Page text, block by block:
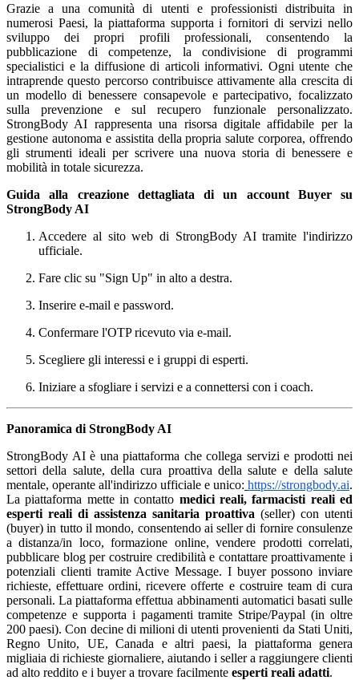
Grazie a una comunità di utenti e professionisti distribuita in
numerosi Paesi, la piattaforma supporta i fornitori di servizi nello
sviluppo dei propri profili professionali, consentendo la
pubblicazione di competenze, la condivisione di programmi
specialistici e la diffusione di articoli informativi. Ogni utente che
intraprende questo percorso contribuisce attivamente alla crescita di
un modello di benessere consapevole e partecipativo, focalizzato
sulla prevenzione e sul recupero funzionale personalizzato.
StrongBody AI rappresenta una risorsa digitale affidabile per la
gestione autonoma e assistita della propria salute corporea, offrendo
gli strumenti ideali per scrivere una nuova storia di benessere e
mobilità in totale sicurezza.
Guida alla creazione dettagliata di un account Buyer su
StrongBody AI
Accedere al sito web di StrongBody AI tramite l'indirizzo
ufficiale.
Fare clic su "Sign Up" in alto a destra.
Inserire e-mail e password.
Confermare l'OTP ricevuto via e-mail.
Scegliere gli interessi e i gruppi di esperti.
Iniziare a sfogliare i servizi e a connettersi con i coach.
Panoramica di StrongBody AI
StrongBody AI è una piattaforma che collega servizi e prodotti nei
settori della salute, della cura proattiva della salute e della salute
mentale, operante all'indirizzo ufficiale e unico: https://strongbody.ai.
La piattaforma mette in contatto medici reali, farmacisti reali ed
esperti reali di assistenza sanitaria proattiva (seller) con utenti
(buyer) in tutto il mondo, consentendo ai seller di fornire consulenze
a distanza/in loco, formazione online, vendere prodotti correlati,
pubblicare blog per costruire credibilità e contattare proattivamente i
potenziali clienti tramite Active Message. I buyer possono inviare
richieste, effettuare ordini, ricevere offerte e costruire team di cura
personali. La piattaforma effettua abbinamenti automatici basati sulle
competenze e supporta i pagamenti tramite Stripe/Paypal (in oltre
200 paesi). Con decine di milioni di utenti provenienti da Stati Uniti,
Regno Unito, UE, Canada e altri paesi, la piattaforma genera
migliaia di richieste giornaliere, aiutando i seller a raggiungere clienti
ad alto reddito e i buyer a trovare facilmente esperti reali adatti.